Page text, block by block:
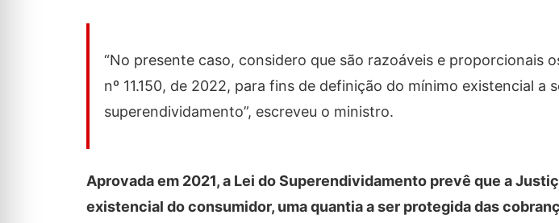
“No presente caso, considero que são razoáveis e proporcionais
nº 11.150, de 2022, para fins de definição do mínimo existencial a
superendividamento”, escreveu o ministro.
Aprovada em 2021, a Lei do Superendividamento prevê que a
existencial do consumidor, uma quantia a ser protegida das